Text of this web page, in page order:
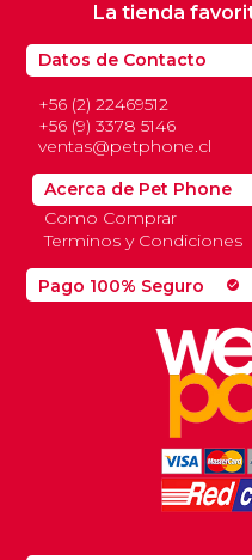
Pago 100% Seguro check_circle
Datos de Contacto
+56 (2) 22469512
+56 (9) 3378 5146
ventas@petphone.cl
La tienda
Acerca de Pet Phone
Como Comprar
Terminos y Condiciones